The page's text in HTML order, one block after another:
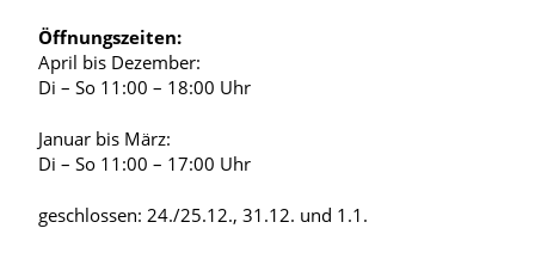
Öffnungszeiten:
April bis Dezember:
Di – So 11:00 – 18:00 Uhr
Januar bis März:
Di – So 11:00 – 17:00 Uhr
geschlossen: 24./25.12., 31.12. und 1.1.